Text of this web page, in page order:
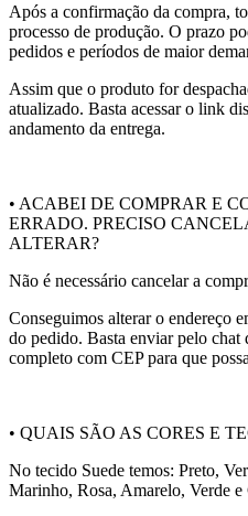
Após a confirmação da compra,
processo de produção. O prazo
pedidos e períodos de maior
Assim que o produto for
atualizado. Basta acessar o link
andamento da entrega.
• ACABEI DE COMPRAR E
ERRADO. PRECISO
ALTERAR?
Não é necessário cancelar a
Conseguimos alterar o endereço
do pedido. Basta enviar pelo chat
completo com CEP para que
• QUAIS SÃO AS CORES E
No tecido Suede temos: Preto,
Marinho, Rosa, Amarelo, Verde e